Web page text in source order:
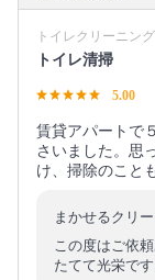
トイレクリーニン
トイレ清掃
5.00
賃貸アパートで
さいました。思
け、掃除のこと
まかせるクリ
この度はご依
たてて光栄で